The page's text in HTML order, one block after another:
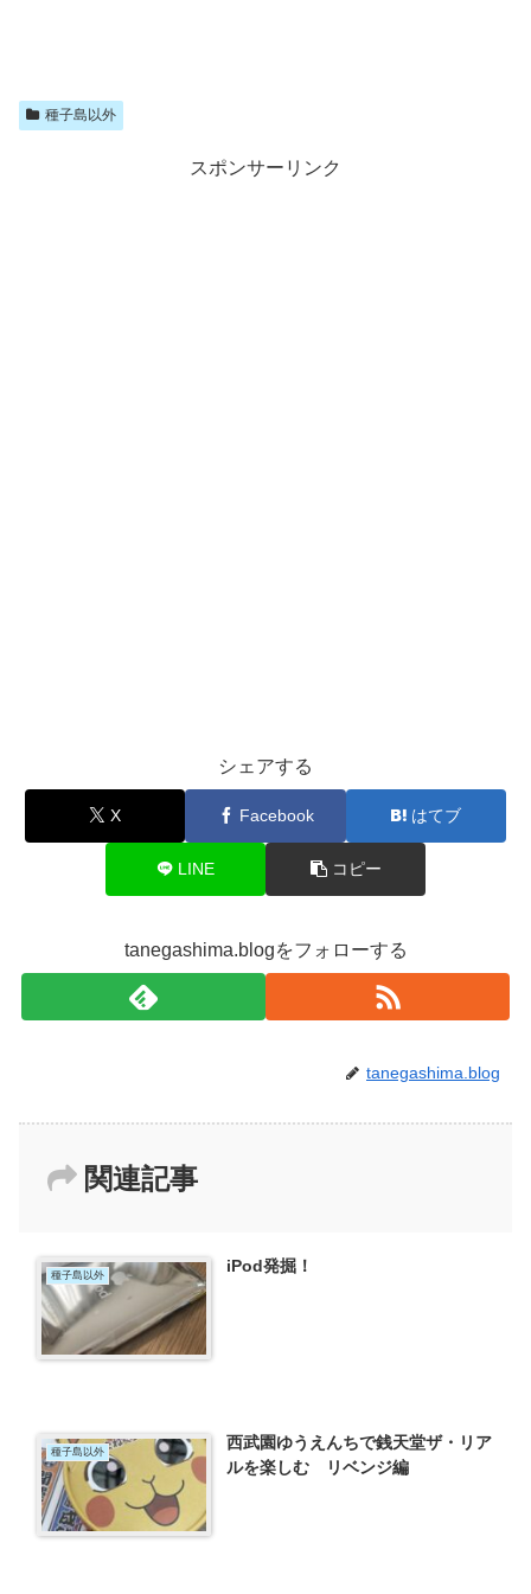
種子島以外
スポンサーリンク
シェアする
X Facebook はてブ
LINE コピー
tanegashima.blogをフォローする
tanegashima.blog
関連記事
種子島以外 iPod発掘！
種子島以外
西武園ゆうえんちで銭天堂ザ・リア
ルを楽しむ リベンジ編